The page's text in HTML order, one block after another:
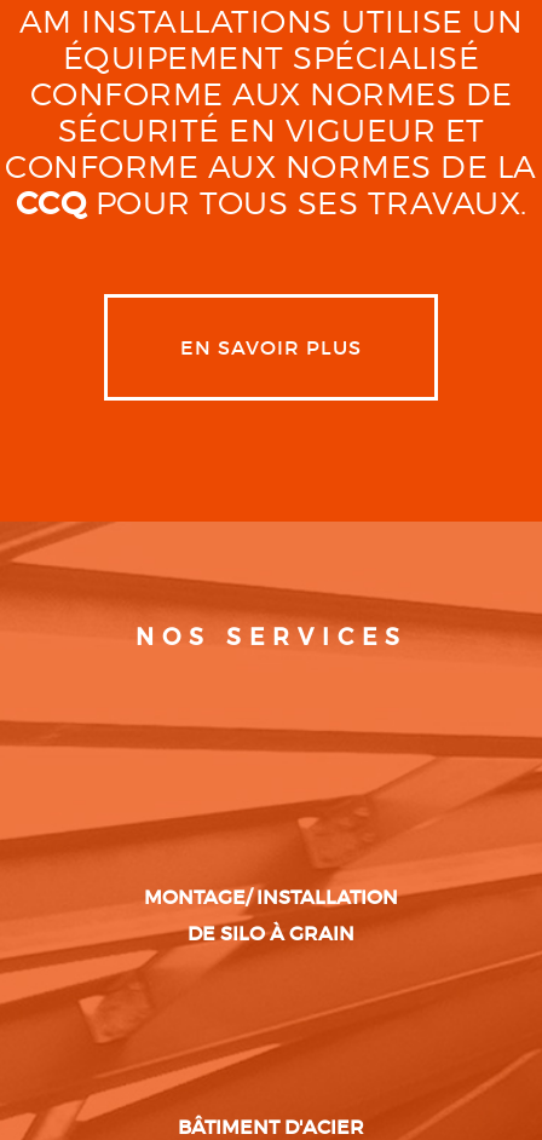
AM INSTALLATIONS UTILISE UN
ÉQUIPEMENT SPÉCIALISÉ
CONFORME AUX NORMES DE
SÉCURITÉ EN VIGUEUR ET
CONFORME AUX NORMES DE LA
CCQPOUR TOUS SES TRAVAUX.
EN SAVOIR PLUS
NOS SERVICES
MONTAGE/ INSTALLATION
DE SILO À GRAIN
BÂTIMENT D'ACIER